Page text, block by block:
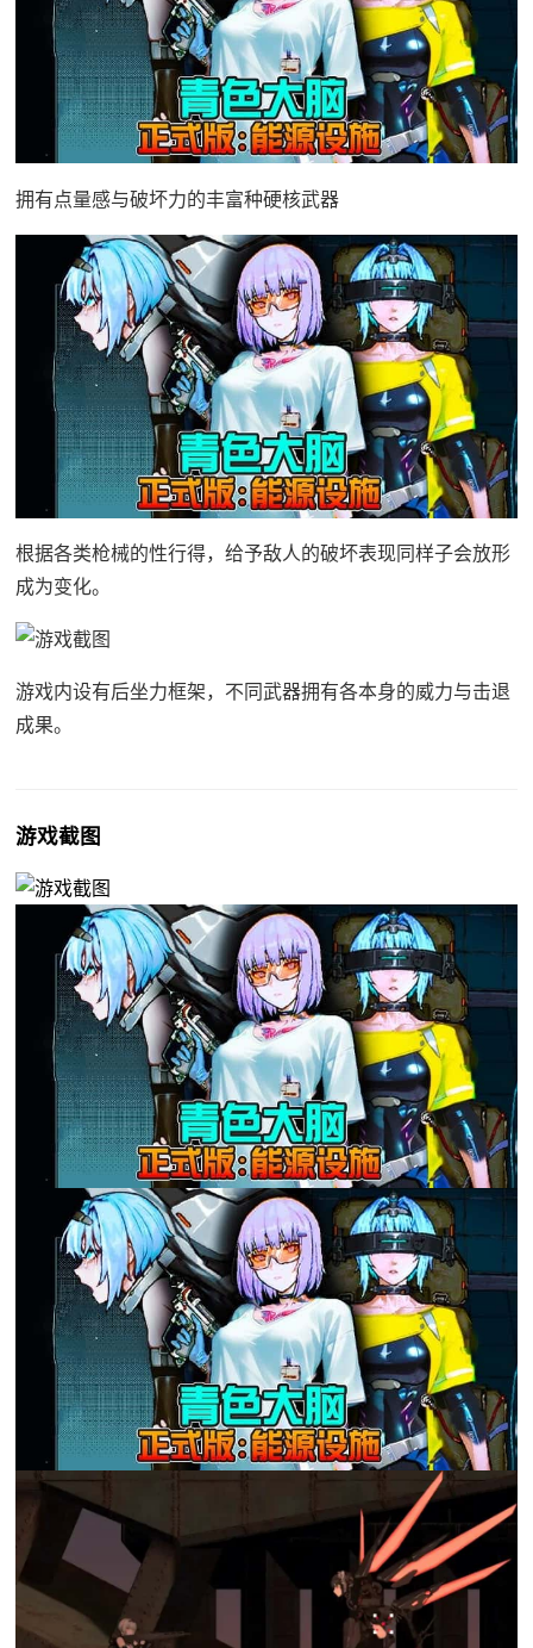
拥有点量感与破坏力的丰富种硬核武器
根据各类枪械的性行得，给予敌人的破坏表现同样子会放形
成为变化。
游戏内设有后坐力框架，不同武器拥有各本身的威力与击退
成果。
游戏截图